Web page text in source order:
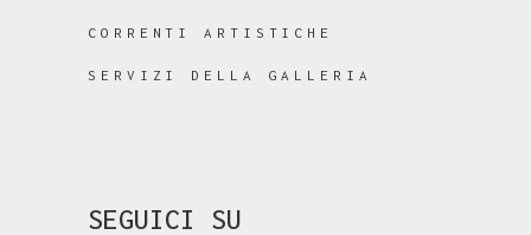
CORRENTI ARTISTICHE
SERVIZI DELLA GALLERIA
SEGUICI SU